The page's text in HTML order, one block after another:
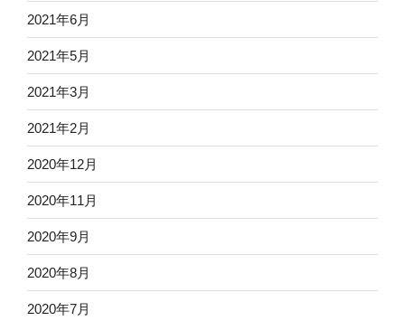
2021年6月
2021年5月
2021年3月
2021年2月
2020年12月
2020年11月
2020年9月
2020年8月
2020年7月